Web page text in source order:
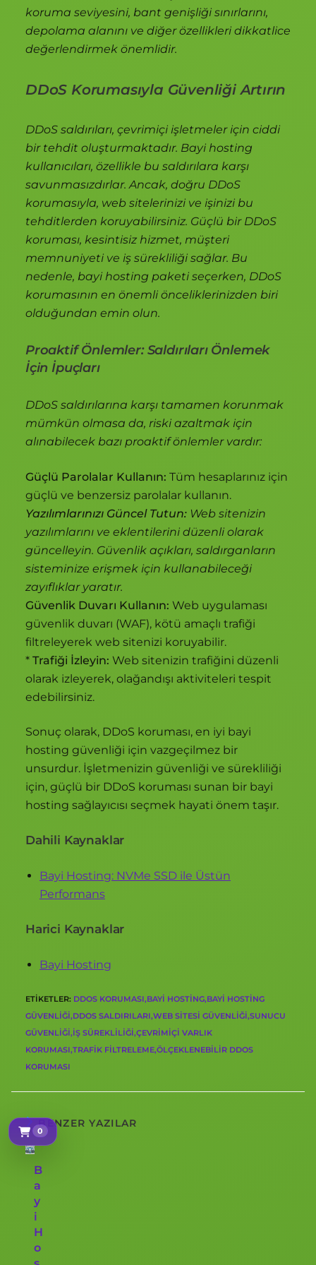
0
Sepetim
koruma seviyesini, bant genişliği sınırlarını,
depolama alanını ve diğer özellikleri dikkatlice
değerlendirmek önemlidir.
DDoS Korumasıyla Güvenliği Artırın
DDoS saldırıları, çevrimiçi işletmeler için ciddi
bir tehdit oluşturmaktadır. Bayi hosting
kullanıcıları, özellikle bu saldırılara karşı
savunmasızdırlar. Ancak, doğru DDoS
korumasıyla, web sitelerinizi ve işinizi bu
tehditlerden koruyabilirsiniz. Güçlü bir DDoS
koruması, kesintisiz hizmet, müşteri
memnuniyeti ve iş sürekliliği sağlar. Bu
nedenle, bayi hosting paketi seçerken, DDoS
korumasının en önemli önceliklerinizden biri
olduğundan emin olun.
Proaktif Önlemler: Saldırıları Önlemek
İçin İpuçları
DDoS saldırılarına karşı tamamen korunmak
mümkün olmasa da, riski azaltmak için
alınabilecek bazı proaktif önlemler vardır:
Güçlü Parolalar Kullanın: Tüm hesaplarınız için
güçlü ve benzersiz parolalar kullanın.
Yazılımlarınızı Güncel Tutun: Web sitenizin
yazılımlarını ve eklentilerini düzenli olarak
güncelleyin. Güvenlik açıkları, saldırganların
sisteminize erişmek için kullanabileceği
zayıflıklar yaratır.
Güvenlik Duvarı Kullanın: Web uygulaması
güvenlik duvarı (WAF), kötü amaçlı trafiği
filtreleyerek web sitenizi koruyabilir.
* Trafiği İzleyin: Web sitenizin trafiğini düzenli
olarak izleyerek, olağandışı aktiviteleri tespit
edebilirsiniz.
Sonuç olarak, DDoS koruması, en iyi bayi
hosting güvenliği için vazgeçilmez bir
unsurdur. İşletmenizin güvenliği ve sürekliliği
için, güçlü bir DDoS koruması sunan bir bayi
hosting sağlayıcısı seçmek hayati önem taşır.
Dahili Kaynaklar
Bayi Hosting: NVMe SSD ile Üstün
Performans
Harici Kaynaklar
Bayi Hosting
ETIKETLER: DDOS KORUMASI,BAYI HOSTING,BAYI HOSTING
GÜVENLIĞI,DDOS SALDIRILARI,WEB SITESI GÜVENLIĞI,SUNUCU
GÜVENLIĞI,İŞ SÜREKLILIĞI,ÇEVRIMIÇI VARLIK
KORUMASI,TRAFIK FILTRELEME,ÖLÇEKLENEBILIR DDOS
KORUMASI
BENZER YAZILAR
B
a
y
i
H
o